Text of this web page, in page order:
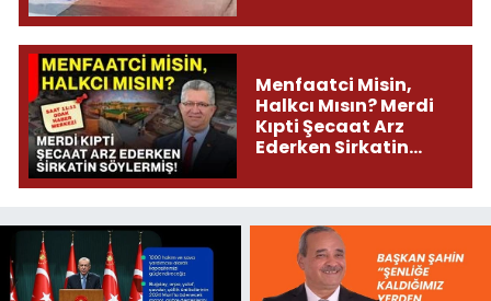
Menfaatci Misin,
Halkcı Mısın? Merdi
Kıpti Şecaat Arz
Ederken Sirkatin